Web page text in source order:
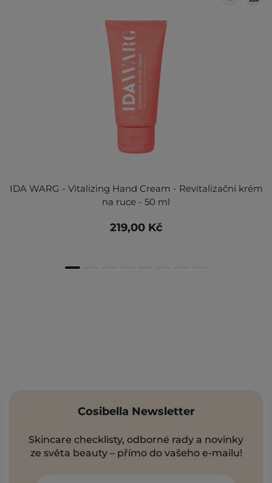
IDA WARG - Vitalizing Hand Cream - Revitalizační krém
na ruce - 50 ml
219,00 Kč
Cosibella Newsletter
Skincare checklisty, odborné rady a novinky
ze světa beauty – přímo do vašeho e-mailu!